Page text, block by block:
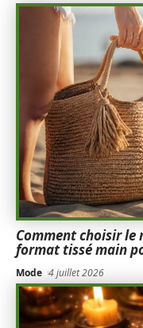
Comment choisir le
format tissé main
Mode 4 juillet 2026